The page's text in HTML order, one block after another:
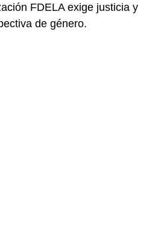
FDELA exige justicia y
de género.